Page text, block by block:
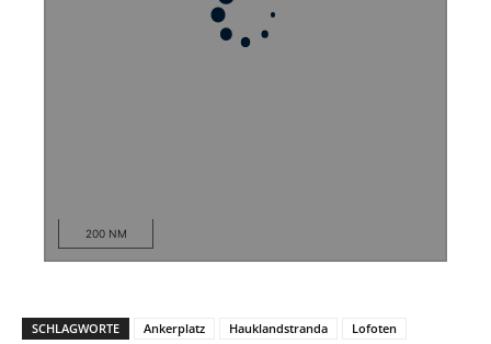
200 NM
SCHLAGWORTE Ankerplatz Hauklandstranda
Lofoten